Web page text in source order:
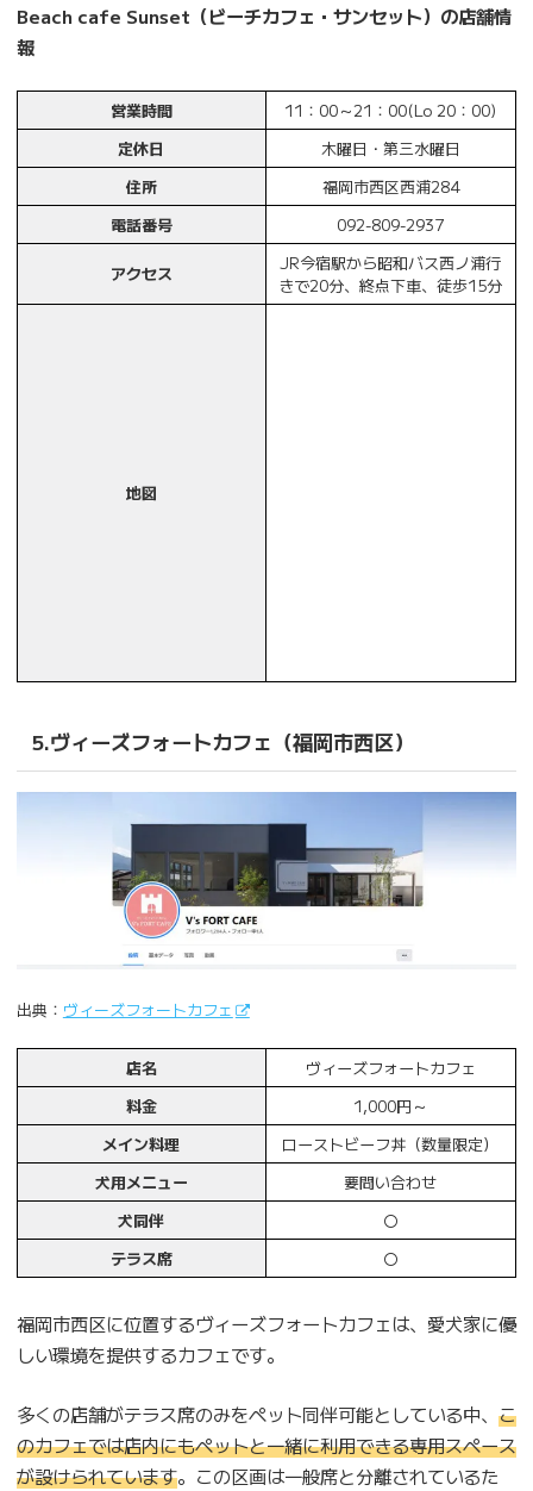
Beach cafe Sunset（ビーチカフェ・サンセット）の店舗情
報
営業時間
11：00～21：00(Lo 20：00)
定休日
木曜日・第三水曜日
住所
福岡市西区西浦284
電話番号
092-809-2937
アクセス
JR今宿駅から昭和バス西ノ浦行
きで20分、終点下車、徒歩15分
地図
5.ヴィーズフォートカフェ（福岡市西区）
出典： ヴィーズフォートカフェ
店名
ヴィーズフォートカフェ
料金
1,000円～
メイン料理
ローストビーフ丼（数量限定）
犬用メニュー
要問い合わせ
犬同伴
〇
テラス席
〇
福岡市西区に位置するヴィーズフォートカフェは、愛犬家に優
しい環境を提供するカフェです。
多くの店舗がテラス席のみをペット同伴可能としている中、 こ
のカフェでは店内にもペットと一緒に利用できる専用スペース
が設けられています。この区画は一般席と分離されているた